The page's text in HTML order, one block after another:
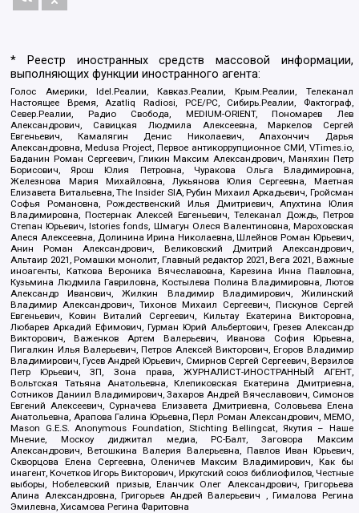
* Реестр иностранных средств массовой информации,
выполняющих функции иностранного агента:
Голос Америки, Idel.Реалии, Кавказ.Реалии, Крым.Реалии, Телеканал
Настоящее Время, Azatliq Radiosi, PCE/PC, Сибирь.Реалии, Фактограф,
Север.Реалии, Радио Свобода, MEDIUM-ORIENT, Пономарев Лев
Александрович, Савицкая Людмила Алексеевна, Маркелов Сергей
Евгеньевич, Камалягин Денис Николаевич, Апахончич Дарья
Александровна, Medusa Project, Первое антикоррупционное СМИ, VTimes.io,
Баданин Роман Сергеевич, Гликин Максим Александрович, Маняхин Петр
Борисович, Ярош Юлия Петровна, Чуракова Ольга Владимировна,
Железнова Мария Михайловна, Лукьянова Юлия Сергеевна, Маетная
Елизавета Витальевна, The Insider SIA, Рубин Михаил Аркадьевич, Гройсман
Софья Романовна, Рождественский Илья Дмитриевич, Апухтина Юлия
Владимировна, Постернак Алексей Евгеньевич, Телеканал Дождь, Петров
Степан Юрьевич, Istories fonds, Шмагун Олеся Валентиновна, Мароховская
Алеся Алексеевна, Долинина Ирина Николаевна, Шлейнов Роман Юрьевич,
Анин Роман Александрович, Великовский Дмитрий Александрович,
Альтаир 2021, Ромашки монолит, Главный редактор 2021, Вега 2021, Важные
иноагенты, Каткова Вероника Вячеславовна, Карезина Инна Павловна,
Кузьмина Людмила Гавриловна, Костылева Полина Владимировна, Лютов
Александр Иванович, Жилкин Владимир Владимирович, Жилинский
Владимир Александрович, Тихонов Михаил Сергеевич, Пискунов Сергей
Евгеньевич, Ковин Виталий Сергеевич, Кильтау Екатерина Викторовна,
Любарев Аркадий Ефимович, Гурман Юрий Альбертович, Грезев Александр
Викторович, Важенков Артем Валерьевич, Иванова София Юрьевна,
Пигалкин Илья Валерьевич, Петров Алексей Викторович, Егоров Владимир
Владимирович, Гусев Андрей Юрьевич, Смирнов Сергей Сергеевич, Верзилов
Петр Юрьевич, ЗП, Зона права, ЖУРНАЛИСТ-ИНОСТРАННЫЙ АГЕНТ,
Вольтская Татьяна Анатольевна, Клепиковская Екатерина Дмитриевна,
Сотников Даниил Владимирович, Захаров Андрей Вячеславович, Симонов
Евгений Алексеевич, Сурначева Елизавета Дмитриевна, Соловьева Елена
Анатольевна, Арапова Галина Юрьевна, Перл Роман Александрович, МЕМО,
Mason G.E.S. Anonymous Foundation, Stichting Bellingcat, Якутия – Наше
Мнение, Москоу диджитал медиа, РС-Балт, Заговора Максим
Александрович, Ветошкина Валерия Валерьевна, Павлов Иван Юрьевич,
Скворцова Елена Сергеевна, Оленичев Максим Владимирович, Как бы
инагент, Кочетков Игорь Викторович, Иркутский союз библиофилов, Честные
выборы, Нобелевский призыв, Еланчик Олег Александрович, Григорьева
Алина Александровна, Григорьев Андрей Валерьевич , Гималова Регина
Эмилевна, Хисамова Регина Фаритовна